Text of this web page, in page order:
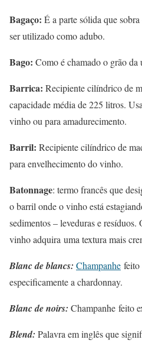
Bagaço: É a parte sólida que
ser utilizado como adubo.
Bago: Como é chamado o grão da
Barrica: Recipiente cilíndrico de
capacidade média de 225 litros.
vinho ou para amadurecimento.
Barril: Recipiente cilíndrico de
para envelhecimento do vinho.
Batonnage: termo francês que
o barril onde o vinho está
sedimentos – leveduras e
vinho adquira uma textura mais
Blanc de blancs: Champanhe feito
especificamente a chardonnay.
Blanc de noirs: Champanhe feito
Blend: Palavra em inglês que